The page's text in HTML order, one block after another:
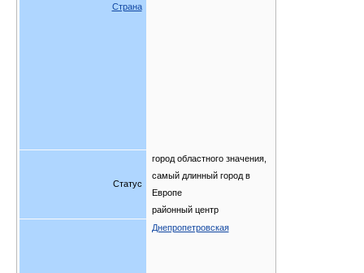
Страна
Статус
город областного значения,
самый длинный город в
Европе
районный центр
Днепропетровская